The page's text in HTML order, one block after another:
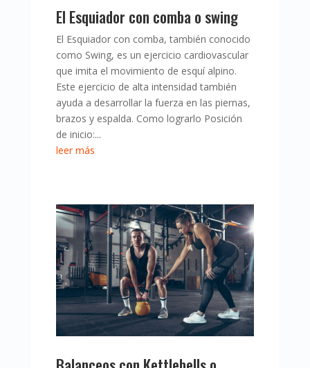
El Esquiador con comba o swing
El Esquiador con comba, también conocido
como Swing, es un ejercicio cardiovascular
que imita el movimiento de esquí alpino.
Este ejercicio de alta intensidad también
ayuda a desarrollar la fuerza en las piernas,
brazos y espalda. Como lograrlo Posición
de inicio:...
leer más